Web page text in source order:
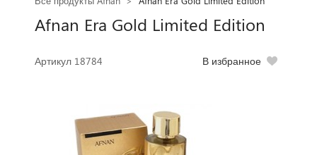
Afnan Era Gold Limited Edition
Артикул 18784 В избранное